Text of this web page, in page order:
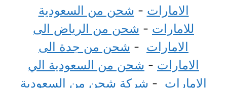
الامارات - شحن من السعودية
للامارات - شحن من الرياض الى
الامارات - شحن من جدة الى
الامارات - شحن من السعودية الي
الامارات - شركة شحن من السعودية